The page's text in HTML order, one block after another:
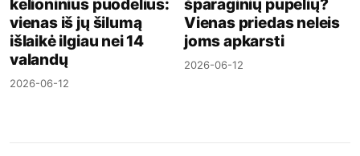
kelioninius puodelius:
vienas iš jų šilumą
išlaikė ilgiau nei 14
valandų
2026-06-12
šparaginių pupelių?
Vienas priedas neleis
joms apkarsti
2026-06-12